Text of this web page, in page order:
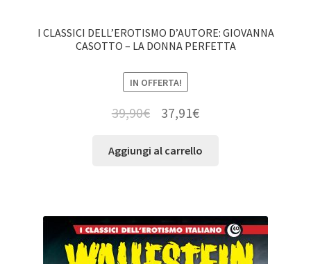
I CLASSICI DELL’EROTISMO D’AUTORE: GIOVANNA
CASOTTO – LA DONNA PERFETTA
IN OFFERTA!
39,90€ 37,91€
Aggiungi al carrello